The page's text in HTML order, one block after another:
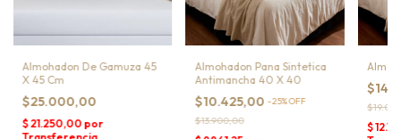
Almohadon De Gamuza 45
X 45 Cm
$25.000,00
Almohadon Pana Sintetica
Antimancha 40 X 40
$10.425,00 -25%OFF
$13.900,00